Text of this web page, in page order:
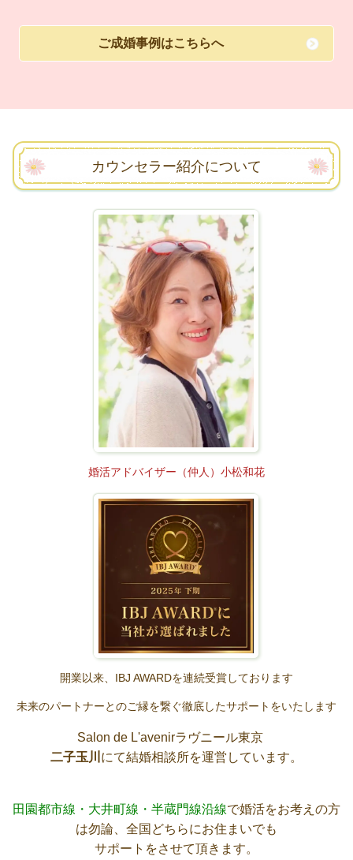
ご成婚事例はこちらへ
カウンセラー紹介について
婚活アドバイザー（仲人）小松和花
開業以来、IBJ AWARDを連続受賞しております
未来のパートナーとのご縁を繋ぐ徹底したサポートをいたします
Salon de L'avenirラヴニール東京
二子玉川 にて結婚相談所を運営しています。
田園都市線・大井町線・半蔵門線沿線で婚活をお考えの方
は勿論、全国どちらにお住まいでも
サポートをさせて頂きます。